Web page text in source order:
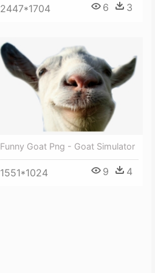
2447*1704 6 3
Funny Goat Png - Goat Simulator
1551*1024 9 4